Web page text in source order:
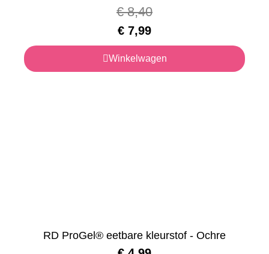
€8,40
€ 7,99
Winkelwagen
RD ProGel® eetbare kleurstof - Ochre